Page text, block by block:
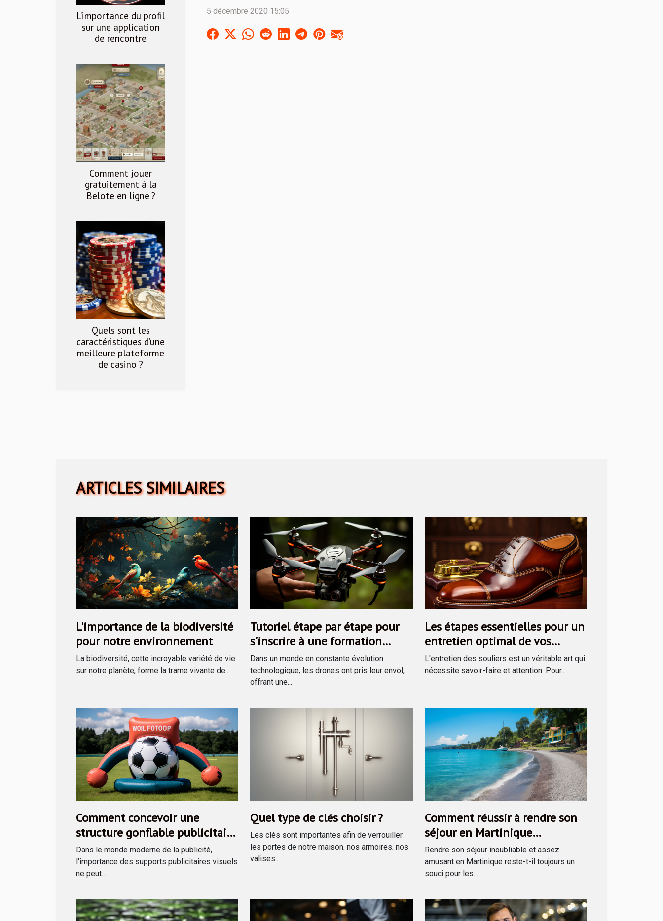
L’importance du profil
sur une application
de rencontre
Comment jouer
gratuitement à la
Belote en ligne ?
Quels sont les
caractéristiques d’une
meilleure plateforme
de casino ?
5 décembre 2020 15:05
ARTICLES SIMILAIRES
L'importance de la biodiversité
pour notre environnement
La biodiversité, cette incroyable variété de vie
sur notre planète, forme la trame vivante de...
Tutoriel étape par étape pour
s'inscrire à une formation
drone via le CPF
Dans un monde en constante évolution
technologique, les drones ont pris leur envol,
offrant une...
Les étapes essentielles pour un
entretien optimal de vos
souliers avec un kit de cirage
L'entretien des souliers est un véritable art qui
nécessite savoir-faire et attention. Pour...
Comment concevoir une
structure gonflable publicitaire
efficace
Dans le monde moderne de la publicité,
l'importance des supports publicitaires visuels
ne peut...
Quel type de clés choisir ?
Les clés sont importantes afin de verrouiller
les portes de notre maison, nos armoires, nos
valises...
Comment réussir à rendre son
séjour en Martinique
inoubliable ?
Rendre son séjour inoubliable et assez
amusant en Martinique reste-t-il toujours un
souci pour les...